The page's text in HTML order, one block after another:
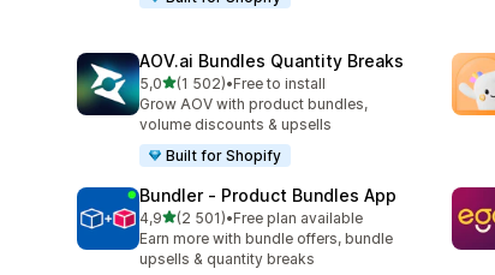
AOV.ai Bundles Quantity Breaks
5,0z 5 hvězd
(1 502)
Celkový počet recenzí: 1502
•Free to install
Grow AOV with product bundles,
volume discounts & upsells
Built for Shopify
Bundler ‑ Product Bundles App
4,9z 5 hvězd
(2 501)
Celkový počet recenzí: 2501
•Free plan available
Earn more with bundle offers, bundle
upsells & quantity breaks